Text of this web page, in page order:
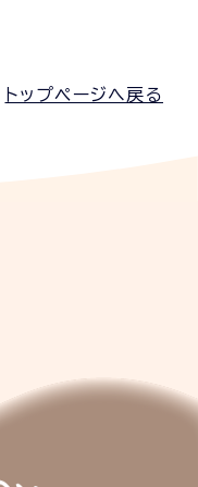
トップページへ戻る